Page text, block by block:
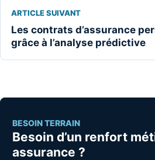
ARTICLE SUIVANT
Les contrats d’assurance
grâce à l’analyse prédictive
BESOIN TERRAIN
Besoin d’un renfort
assurance ?